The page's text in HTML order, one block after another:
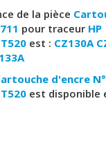
de la pièce
pour traceur HP
T520 est : CZ130A
d'encre
T520 est disponible